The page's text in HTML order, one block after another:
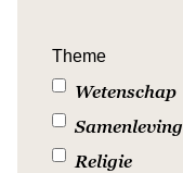
Theme
Wetenschap
Samenleving
Religie